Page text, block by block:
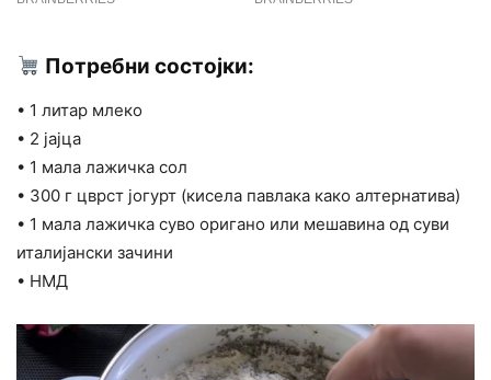
Потребни состојки:
• 1 литар млеко
• 2 јајца
• 1 мала лажичка сол
• 300 г цврст јогурт (кисела павлака како алтернатива)
• 1 мала лажичка суво оригано или мешавина од суви
италијански зачини
• НМД